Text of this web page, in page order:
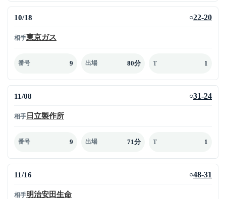
10/18 ○22-20
相手東京ガス
番号 9 出場 80分 T 1
11/08 ○31-24
相手 日立製作所
番号 9 出場 71分 T 1
11/16 ○48-31
相手明治安田生命